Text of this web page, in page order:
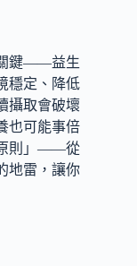
鍵——益生
穩定、降低
攝取會破壞
也可能事倍
原則」——從
地雷，讓你